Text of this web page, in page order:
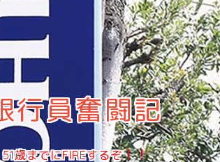
行員奮闘記
51歳までにFIREするぞ